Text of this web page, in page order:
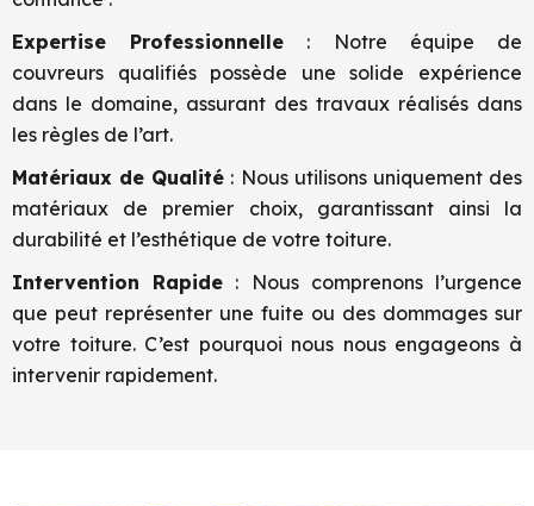
Expertise Professionnelle : Notre équipe de
couvreurs qualifiés possède une solide expérience
dans le domaine, assurant des travaux réalisés dans
les règles de l’art.
Matériaux de Qualité : Nous utilisons uniquement des
matériaux de premier choix, garantissant ainsi la
durabilité et l’esthétique de votre toiture.
Intervention Rapide : Nous comprenons l’urgence
que peut représenter une fuite ou des dommages sur
votre toiture. C’est pourquoi nous nous engageons à
intervenir rapidement.